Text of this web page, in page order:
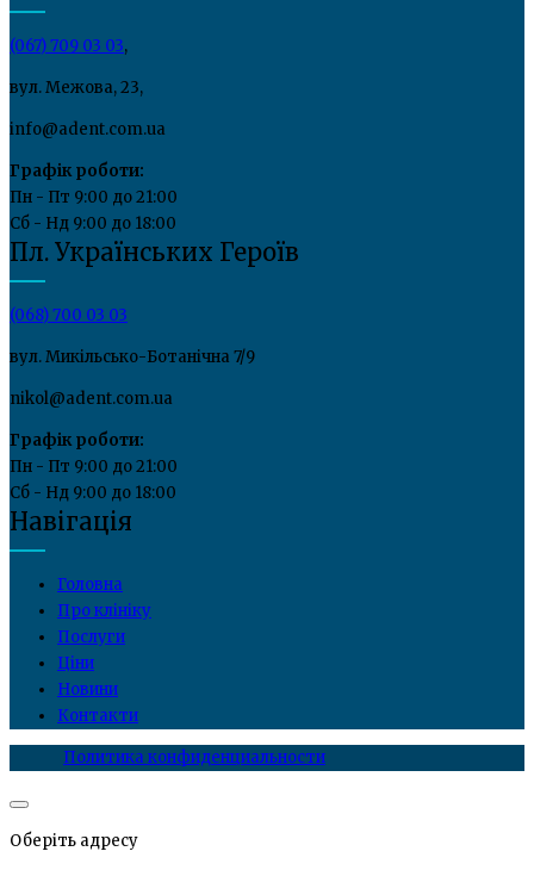
(067) 709 03 03,
вул. Межова, 23,
info@adent.com.ua
Графік роботи:
Пн - Пт 9:00 до 21:00
Сб - Нд 9:00 до 18:00
Пл. Українських Героїв
(068) 700 03 03
вул. Микільсько-Ботанічна 7/9
nikol@adent.com.ua
Графік роботи:
Пн - Пт 9:00 до 21:00
Сб - Нд 9:00 до 18:00
Навігація
Головна
Про клініку
Послуги
Ціни
Новини
Контакти
Политика конфиденциальности
Оберіть адресу